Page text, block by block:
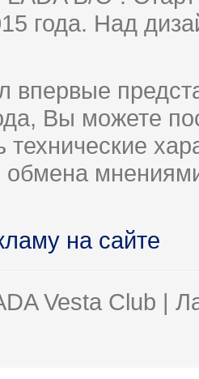
года. Над
впервые
Вы можете
технические
на сайте
Vesta Club |